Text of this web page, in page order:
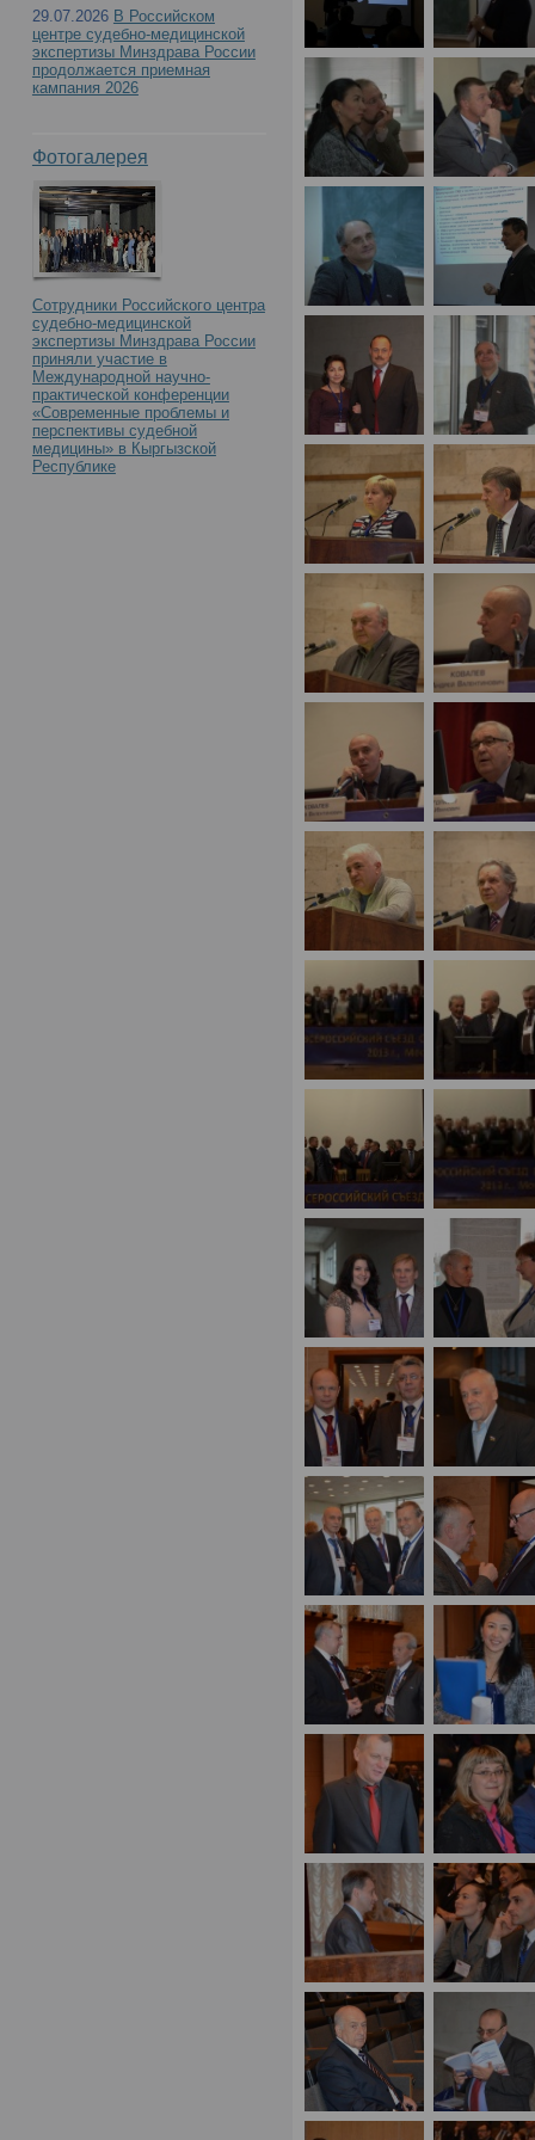
29.07.2026 В Российском
центре судебно-медицинской
экспертизы Минздрава России
продолжается приемная
кампания 2026
Фотогалерея
Сотрудники Российского центра
судебно-медицинской
экспертизы Минздрава России
приняли участие в
Международной научно-
практической конференции
«Современные проблемы и
перспективы судебной
медицины» в Кыргызской
Республике